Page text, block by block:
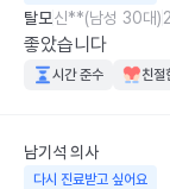
탈모신**(남성 30대)
좋았습니다
시간 준수 친절
남기석 의사
다시 진료받고 싶어요